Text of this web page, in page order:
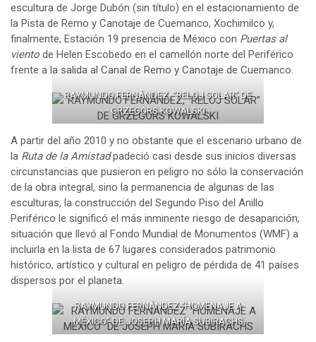
escultura de Jorge Dubón (sin título) en el estacionamiento de
la Pista de Remo y Canotaje de Cuemanco, Xochimilco y,
finalmente, Estación 19 presencia de México con Puertas al
viento de Helen Escobedo en el camellón norte del Periférico
frente a la salida al Canal de Remo y Canotaje de Cuemanco.
RAYMUNDO FERNÁNDEZ, “RELOJ SOLAR” DE
GRZEGORS KOWALSKI
A partir del año 2010 y no obstante que el escenario urbano de
la Ruta de la Amistadpadeció casi desde sus inicios diversas
circunstancias que pusieron en peligro no sólo la conservación
de la obra integral, sino la permanencia de algunas de las
esculturas, la construcción del Segundo Piso del Anillo
Periférico le significó el más inminente riesgo de desaparición,
situación que llevó al Fondo Mundial de Monumentos (WMF) a
incluirla en la lista de 67 lugares considerados patrimonio
histórico, artístico y cultural en peligro de pérdida de 41 países
dispersos por el planeta.
RAYMUNDO FERNÁNDEZ “HOMENAJE A
MÉXICO” DE JOSEPH MARÍA SUBIRACHS